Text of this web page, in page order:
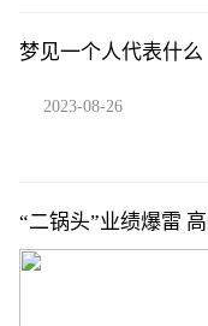
梦见一个人代表什么
2023-08-26
“二锅头”业绩爆雷
倍 IBM开发出新AI